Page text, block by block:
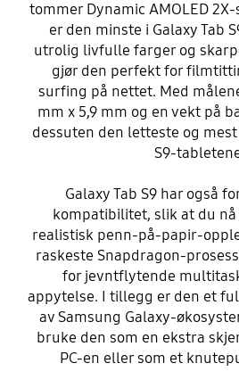
tommer Dynamic AMOLED
er den minste i Galaxy Tab
utrolig livfulle farger og
gjør den perfekt for
surfing på nettet. Med
mm x 5,9 mm og en vekt på
dessuten den letteste og
S9-
Galaxy Tab S9 har også
kompatibilitet, slik at du
realistisk penn-på-papir-
raskeste Snapdragon-
for jevntflytende
appytelse. I tillegg er den et
av Samsung Galaxy-
bruke den som en ekstra
PC-en eller som et